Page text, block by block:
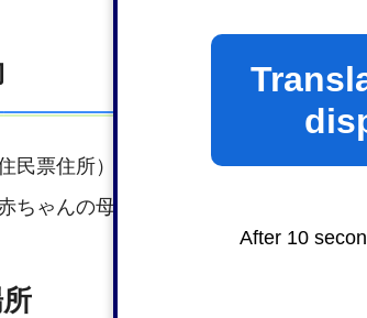
After 10
民票住所）が分かるもの（マイナンバ
ちゃんの母子健康手帳